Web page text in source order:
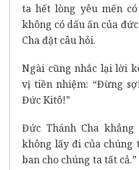
ta hết lòng yêu mến
không có dấu ấn của
Cha đặt câu hỏi.
Ngài cũng nhắc lại lời
vị tiền nhiệm: “Đừng
Đức Kitô!”
Đức Thánh Cha khẳng
không lấy đi của
ban cho chúng ta tất cả.”